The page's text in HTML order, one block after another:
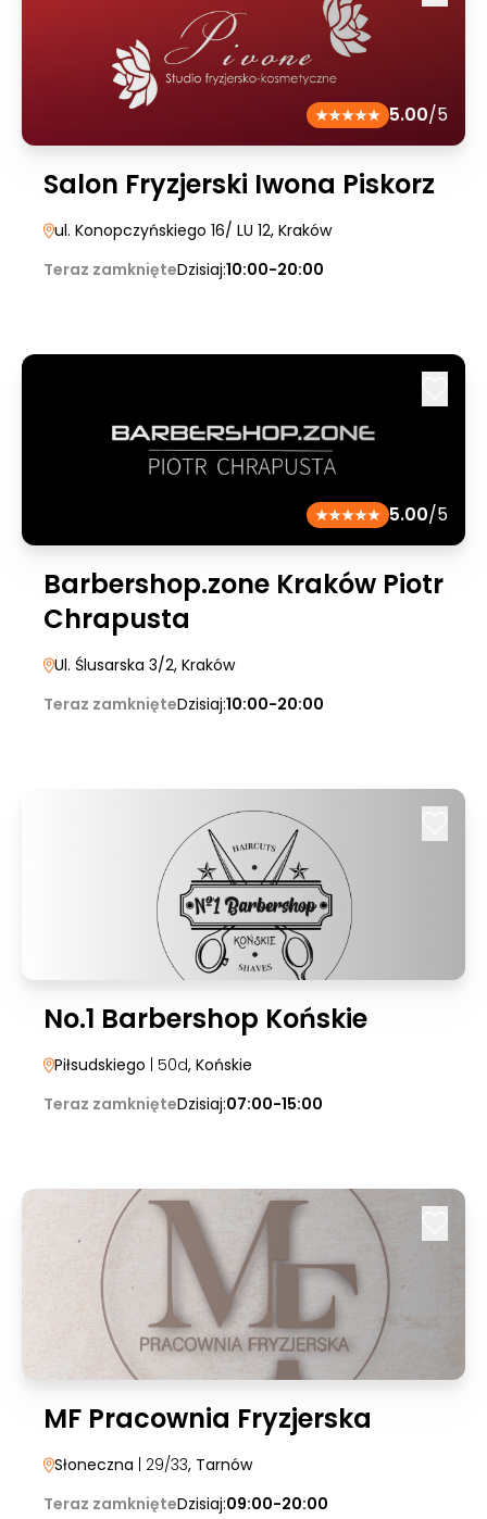
5.00/5
Salon Fryzjerski Iwona Piskorz
ul. Konopczyńskiego 16/ LU 12, Kraków
Teraz zamknięteDzisiaj:10:00-20:00
5.00/5
Barbershop.zone Kraków Piotr
Chrapusta
Ul. Ślusarska 3/2, Kraków
Teraz zamknięteDzisiaj:10:00-20:00
No.1 Barbershop Końskie
Piłsudskiego | 50d, Końskie
Teraz zamknięteDzisiaj:07:00-15:00
MF Pracownia Fryzjerska
Słoneczna | 29/33, Tarnów
Teraz zamknięteDzisiaj:09:00-20:00